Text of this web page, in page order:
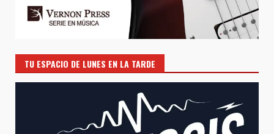
TU ESPACIO DE LUNES EN LA TARDE